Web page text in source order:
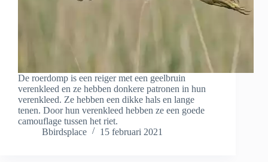
De roerdomp is een reiger met een geelbruin
verenkleed en ze hebben donkere patronen in hun
verenkleed. Ze hebben een dikke hals en lange
tenen. Door hun verenkleed hebben ze een goede
camouflage tussen het riet.
Bbirdsplace
15 februari 2021